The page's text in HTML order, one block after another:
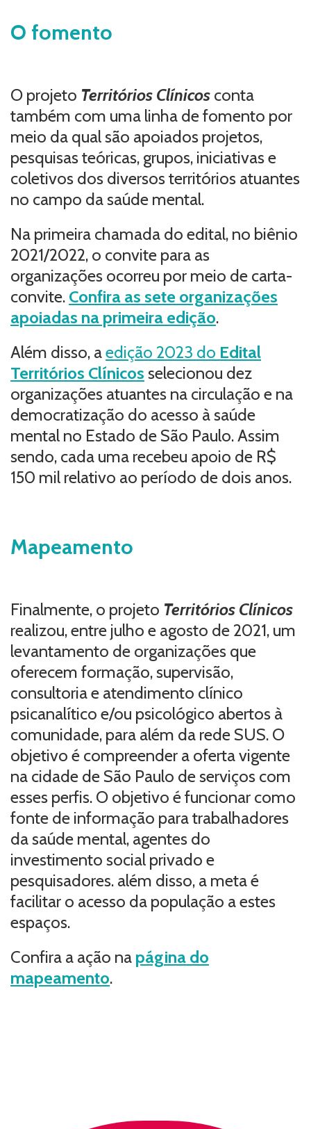
O fomento
O projeto Territórios Clínicos conta
também com uma linha de fomento por
meio da qual são apoiados projetos,
pesquisas teóricas, grupos, iniciativas e
coletivos dos diversos territórios atuantes
no campo da saúde mental.
Na primeira chamada do edital, no biênio
2021/2022, o convite para as
organizações ocorreu por meio de carta-
convite. Confira as sete organizações
apoiadas na primeira edição.
Além disso, aedição 2023 do Edital
Territórios Clínicos selecionou dez
organizações atuantes na circulação e na
democratização do acesso à saúde
mental no Estado de São Paulo. Assim
sendo, cada uma recebeu apoio de R$
150 mil relativo ao período de dois anos.
Mapeamento
Finalmente, o projeto Territórios Clínicos
realizou, entre julho e agosto de 2021, um
levantamento de organizações que
oferecem formação, supervisão,
consultoria e atendimento clínico
psicanalítico e/ou psicológico abertos à
comunidade, para além da rede SUS. O
objetivo é compreender a oferta vigente
na cidade de São Paulo de serviços com
esses perfis. O objetivo é funcionar como
fonte de informação para trabalhadores
da saúde mental, agentes do
investimento social privado e
pesquisadores. além disso, a meta é
facilitar o acesso da população a estes
espaços.
Confira a ação na página do
mapeamento.